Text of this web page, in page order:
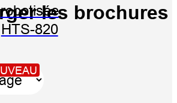
robotisée
HTS-820
les brochures